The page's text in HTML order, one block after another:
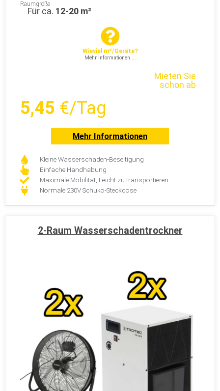
Raumgröße
Für ca. 12-20 m²
Wieviel m²/Geräte?
Mehr Informationen ...
Mieten Sie
schon ab
5,45 €/Tag
Mehr Informationen
Kleine Wasserschaden-Beseitigung
Einfache Handhabung
Maximale Mobilität, Leicht zu transportieren
Normale 230V Schuko-Steckdose
2-Raum Wasserschadentrockner